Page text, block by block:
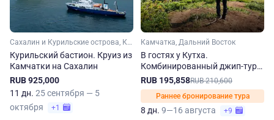
Сахалин и Курильские острова, Камчатка, Дальний Восток
Курильский бастион. Круиз из
Камчатки на Сахалин
RUB 925,000
11 дн. 25 сентября — 5
октября
+1
Камчатка, Дальний Восток
В гостях у Кутха.
Комбинированный джип-тур
на Камчатку
RUB 195,858RUB 210,600
Раннее бронирование тура
8 дн. 9—16 августа +9